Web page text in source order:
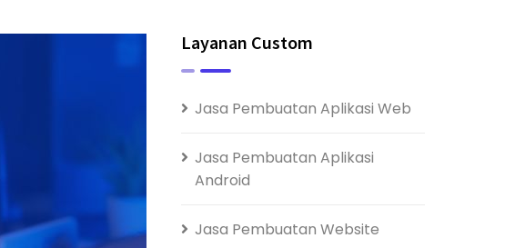
Layanan Custom
Jasa Pembuatan Aplikasi Web
Jasa Pembuatan Aplikasi
Android
Jasa Pembuatan Website